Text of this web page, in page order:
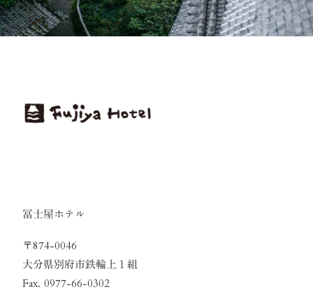
冨士屋ホテル
〒874-0046
大分県別府市鉄輪上１組
Fax. 0977-66-0302